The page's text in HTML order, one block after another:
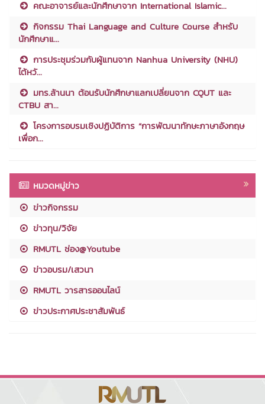
คณะอาจารย์และนักศึกษาจาก International Islamic...
กิจกรรม Thai Language and Culture Course สำหรับ
นักศึกษาแ...
การประชุมร่วมกับผู้แทนจาก Nanhua University (NHU)
ไต้หวั...
มทร.ล้านนา ต้อนรับนักศึกษาแลกเปลี่ยนจาก CQUT และ
CTBU สา...
โครงการอบรมเชิงปฏิบัติการ “การพัฒนาทักษะภาษาอังกฤษ
เพื่อก...
หมวดหมู่ข่าว
ข่าวกิจกรรม
ข่าวทุน/วิจัย
RMUTL ช่อง@Youtube
ข่าวอบรม/เสวนา
RMUTL วารสารออนไลน์
ข่าวประกาศประชาสัมพันธ์